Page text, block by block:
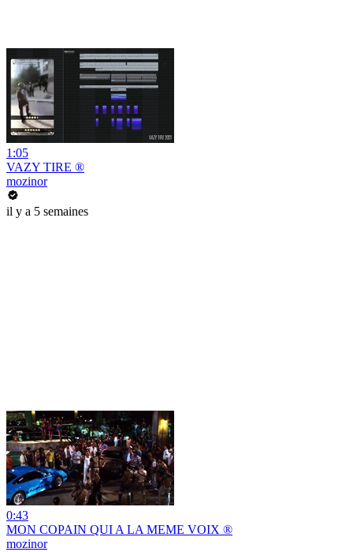
1:05
VAZY TIRE ®
mozinor
il y a 5 semaines
0:43
MON COPAIN QUI A LA MEME VOIX ®
mozinor